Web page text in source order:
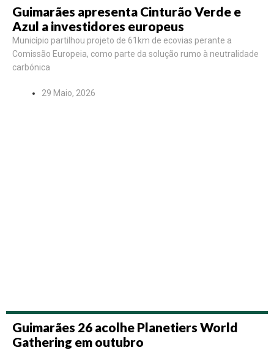
Guimarães apresenta Cinturão Verde e
Azul a investidores europeus
Município partilhou projeto de 61km de ecovias perante a
Comissão Europeia, como parte da solução rumo à neutralidade
carbónica
29 Maio, 2026
Guimarães 26 acolhe Planetiers World
Gathering em outubro